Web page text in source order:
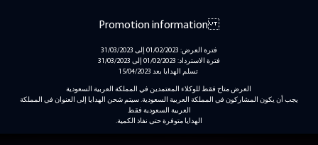
Promotion information
فترة العرض: 01/02/2023 إلى 31/03/2023
فترة الاسترداد: 01/02/2023 إلى 31/03/2023
يجب أن يكون المشاركون في المملكة العربية السعودية. سيتم شحن الهدايا إلى العنوان في المملكة
العربية السعودية فقط
.الهدايا متوفرة حتى نفاذ الكمية